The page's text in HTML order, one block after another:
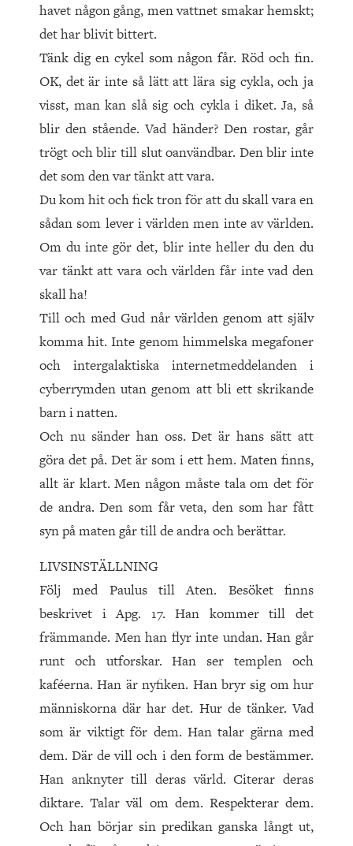
havet någon gång, men vattnet smakar hemskt;
det har blivit bittert.
Tänk dig en cykel som någon får. Röd och fin.
OK, det är inte så lätt att lära sig cykla, och ja
visst, man kan slå sig och cykla i diket. Ja, så
blir den stående. Vad händer? Den rostar, går
trögt och blir till slut oanvändbar. Den blir inte
det som den var tänkt att vara.
Du kom hit och fick tron för att du skall vara en
sådan som lever i världen men inte av världen.
Om du inte gör det, blir inte heller du den du
var tänkt att vara och världen får inte vad den
skall ha!
Till och med Gud når världen genom att själv
komma hit. Inte genom himmelska megafoner
och intergalaktiska internetmeddelanden i
cyberrymden utan genom att bli ett skrikande
barn i natten.
Och nu sänder han oss. Det är hans sätt att
göra det på. Det är som i ett hem. Maten finns,
allt är klart. Men någon måste tala om det för
de andra. Den som får veta, den som har fått
syn på maten går till de andra och berättar.
LIVSINSTÄLLNING
Följ med Paulus till Aten. Besöket finns
beskrivet i Apg. 17. Han kommer till det
främmande. Men han flyr inte undan. Han går
runt och utforskar. Han ser templen och
kaféerna. Han är nyfiken. Han bryr sig om hur
människorna där har det. Hur de tänker. Vad
som är viktigt för dem. Han talar gärna med
dem. Där de vill och i den form de bestämmer.
Han anknyter till deras värld. Citerar deras
diktare. Talar väl om dem. Respekterar dem.
Och han börjar sin predikan ganska långt ut,